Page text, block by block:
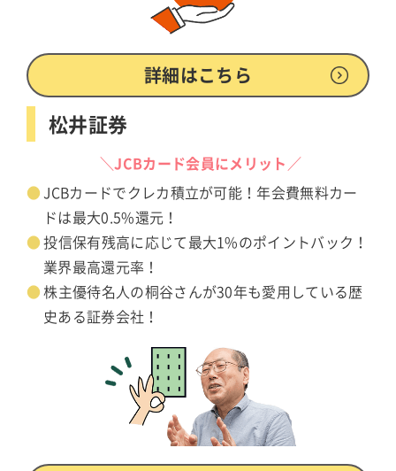
詳細はこちら
松井証券
＼JCBカード会員にメリット／
JCBカードでクレカ積立が可能！年会費無料カー
ドは最大0.5%還元！
投信保有残高に応じて最大1%のポイントバック！
業界最高還元率！
株主優待名人の桐谷さんが30年も愛用している歴
史ある証券会社！